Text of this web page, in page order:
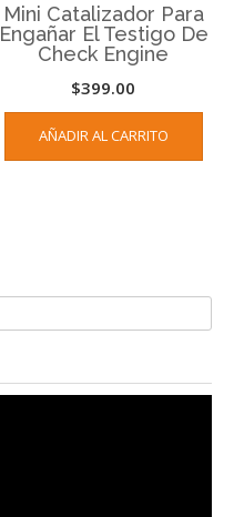
Mini Catalizador Para
Engañar El Testigo De
Check Engine
$399.00
AÑADIR AL CARRITO